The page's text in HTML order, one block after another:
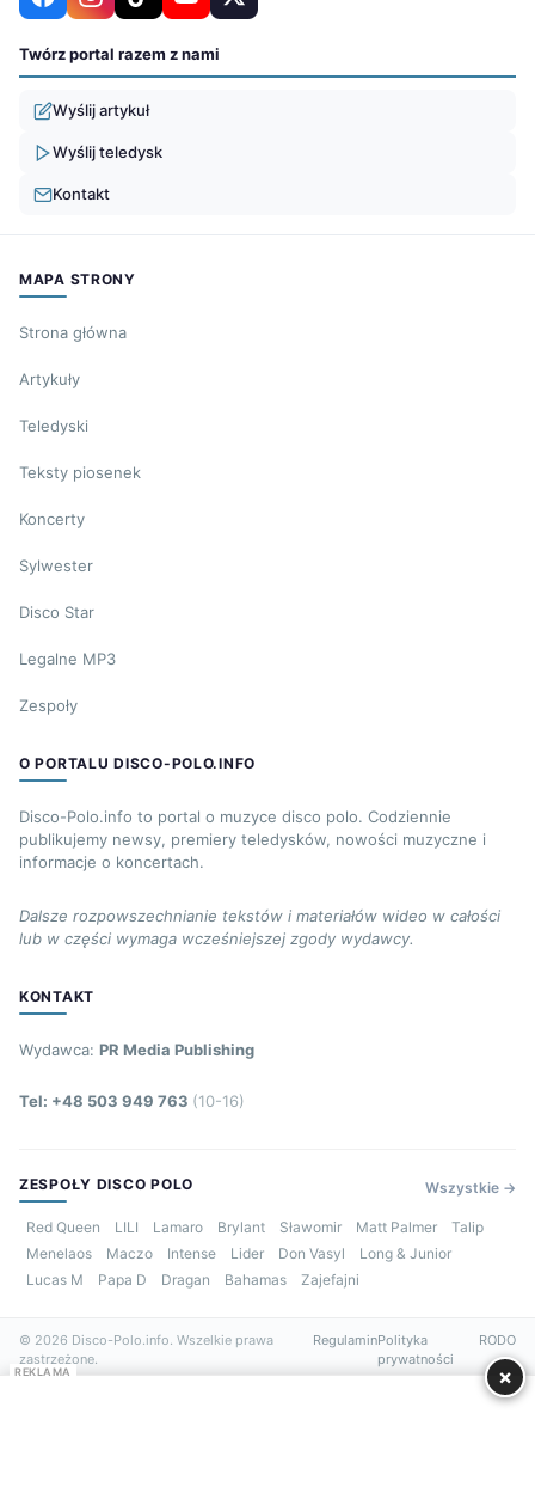
Twórz portal razem z nami
Wyślij artykuł
Wyślij teledysk
Kontakt
MAPA STRONY
Strona główna
Artykuły
Teledyski
Teksty piosenek
Koncerty
Sylwester
Disco Star
Legalne MP3
Zespoły
O PORTALU DISCO-POLO.INFO
Disco-Polo.info to portal o muzyce disco polo. Codziennie
publikujemy newsy, premiery teledysków, nowości muzyczne i
informacje o koncertach.
Dalsze rozpowszechnianie tekstów i materiałów wideo w całości
lub w części wymaga wcześniejszej zgody wydawcy.
KONTAKT
Wydawca: PR Media Publishing
Tel: +48 503 949 763 (10-16)
ZESPOŁY DISCO POLO Wszystkie →
Red Queen LILI Lamaro Brylant Sławomir Matt Palmer
Talip
Menelaos
Maczo Intense Lider Don Vasyl
Long & Junior
Lucas M
Papa D Dragan Bahamas Zajefajni
© 2026 Disco-Polo.info. Wszelkie prawa
zastrzeżone.
RegulaminPolityka
prywatności
RODO
REKLAMA ×